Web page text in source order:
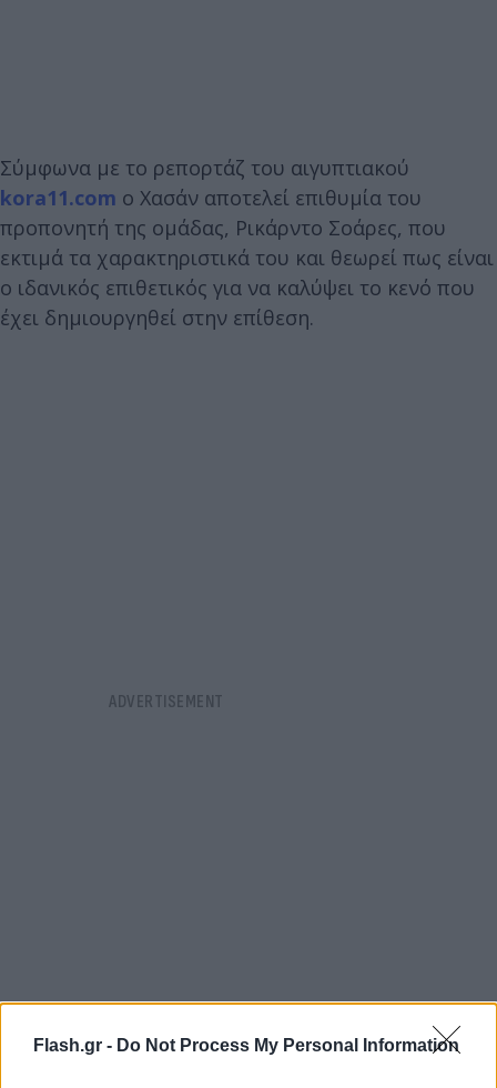
Flash.gr - Do Not Process My Personal Information
Σύμφωνα με το ρεπορτάζ του αιγυπτιακού
kora11.com ο Χασάν αποτελεί επιθυμία του
προπονητή της ομάδας, Ρικάρντο Σοάρες, που
εκτιμά τα χαρακτηριστικά του και θεωρεί πως είναι
ο ιδανικός επιθετικός για να καλύψει το κενό που
έχει δημιουργηθεί στην επίθεση.